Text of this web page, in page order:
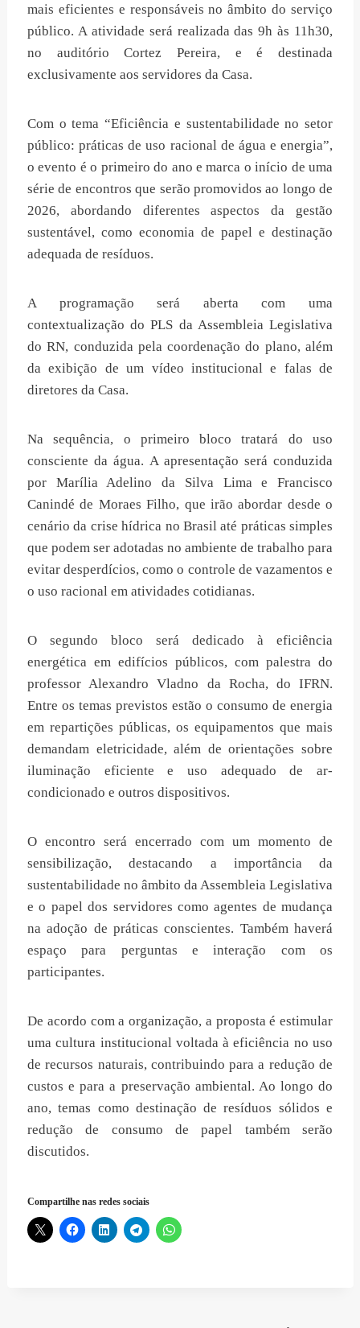
mais eficientes e responsáveis no âmbito do serviço
público. A atividade será realizada das 9h às 11h30,
no auditório Cortez Pereira, e é destinada
exclusivamente aos servidores da Casa.
Com o tema “Eficiência e sustentabilidade no setor
público: práticas de uso racional de água e energia”,
o evento é o primeiro do ano e marca o início de uma
série de encontros que serão promovidos ao longo de
2026, abordando diferentes aspectos da gestão
sustentável, como economia de papel e destinação
adequada de resíduos.
A programação será aberta com uma
contextualização do PLS da Assembleia Legislativa
do RN, conduzida pela coordenação do plano, além
da exibição de um vídeo institucional e falas de
diretores da Casa.
Na sequência, o primeiro bloco tratará do uso
consciente da água. A apresentação será conduzida
por Marília Adelino da Silva Lima e Francisco
Canindé de Moraes Filho, que irão abordar desde o
cenário da crise hídrica no Brasil até práticas simples
que podem ser adotadas no ambiente de trabalho para
evitar desperdícios, como o controle de vazamentos e
o uso racional em atividades cotidianas.
O segundo bloco será dedicado à eficiência
energética em edifícios públicos, com palestra do
professor Alexandro Vladno da Rocha, do IFRN.
Entre os temas previstos estão o consumo de energia
em repartições públicas, os equipamentos que mais
demandam eletricidade, além de orientações sobre
iluminação eficiente e uso adequado de ar-
condicionado e outros dispositivos.
O encontro será encerrado com um momento de
sensibilização, destacando a importância da
sustentabilidade no âmbito da Assembleia Legislativa
e o papel dos servidores como agentes de mudança
na adoção de práticas conscientes. Também haverá
espaço para perguntas e interação com os
participantes.
De acordo com a organização, a proposta é estimular
uma cultura institucional voltada à eficiência no uso
de recursos naturais, contribuindo para a redução de
custos e para a preservação ambiental. Ao longo do
ano, temas como destinação de resíduos sólidos e
redução de consumo de papel também serão
discutidos.
Compartilhe nas redes sociais